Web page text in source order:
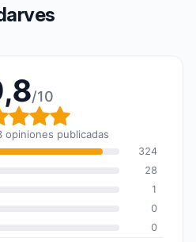
/10
global: 9,8
opiniones publicadas
324
28
1
0
0